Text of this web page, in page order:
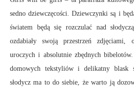
sedno dziewczęcości. Dziewczynki są i
światem będą się rozczulać nad
ozdabiały swoją przestrzeń
uroczych i absolutnie zbędnych
domowych tekstyliów i delikatny blask
słodycz ma to do siebie, że warto ją